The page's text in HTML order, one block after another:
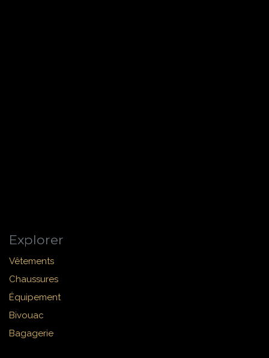
Explorer
Vêtements
Chaussures
Équipement
Bivouac
Bagagerie